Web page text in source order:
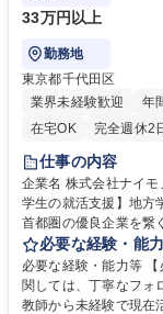
33万円以上
勤務地
東京都千代田区
業界未経験歓迎
年
在宅OK
完全週休2
仕事の内容
企業名 株式会社ナイモノ 求人名 教師経験歓迎【キャリアアドバ
学生の就活支援】地方学生を企業へ繋ぐ
首都圏の優良企業を繋
中の学生に寄り添い、
ンは就職活動のサポート業務
カウンセリング面談■
／提出書類添削■自社
必要な経験・能
必要な経験・能力等
関しては、丁寧なフ
教師から未経験で現在活